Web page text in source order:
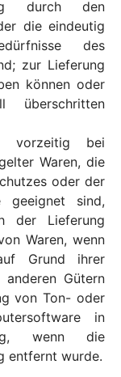
durch den
die eindeutig
des
zur Lieferung
können oder
überschritten
vorzeitig bei
Waren, die
oder der
geeignet sind,
der Lieferung
Waren, wenn
Grund ihrer
Gütern
von Ton- oder
in
wenn die
entfernt wurde.